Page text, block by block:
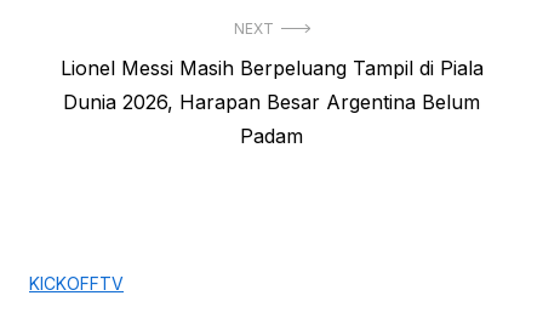
NEXT
Next
post:
Lionel Messi Masih Berpeluang Tampil di Piala
Dunia 2026, Harapan Besar Argentina Belum
Padam
KICKOFFTV